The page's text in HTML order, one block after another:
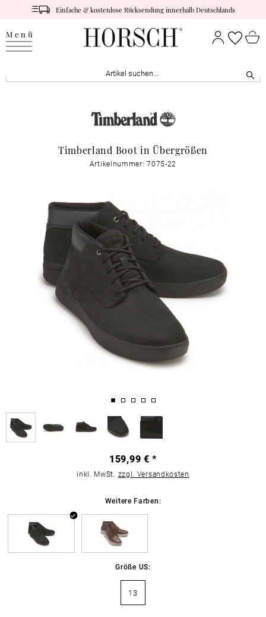
Einfache & kostenlose Rücksendung innerhalb Deutschlands
Menü
Timberland Boot in Übergrößen
Artikelnummer: 7075-22
159,99 € *
inkl. MwSt. zzgl. Versandkosten
Weitere Farben:
Größe US:
13